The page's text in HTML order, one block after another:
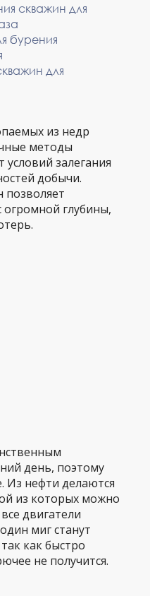
скважин для
бурения
для
из недр
методы
условий залегания
добычи.
позволяет
огромной глубины,
день, поэтому
Из нефти делаются
из которых можно
двигатели
миг станут
как быстро
не получится.